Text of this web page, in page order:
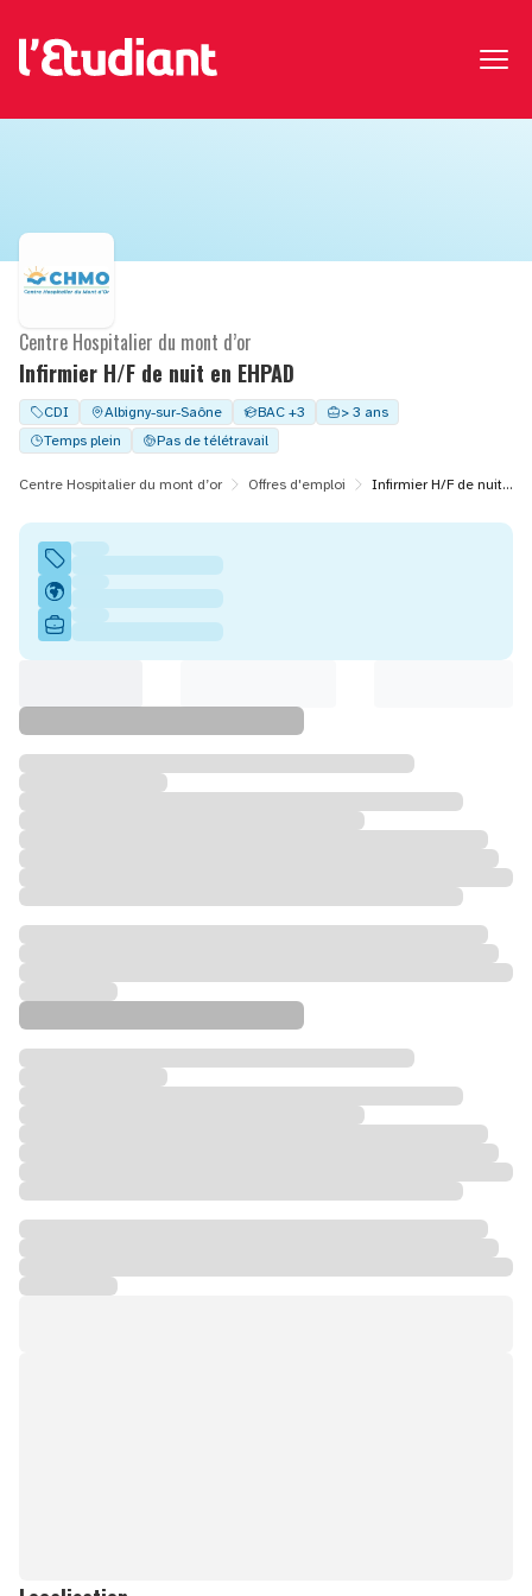
Infirmier H/F de nuit en EHPAD
Centre Hospitalier du mont d’or
CDI Albigny-sur-Saône BAC +3
> 3 ans
Temps plein
Pas de télétravail
Centre Hospitalier du mont d’or Offres d'emploi Infirmier H/F de nuit en EHPAD